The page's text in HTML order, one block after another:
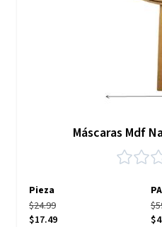
Máscaras Mdf
Pieza
$24.99
$17.49